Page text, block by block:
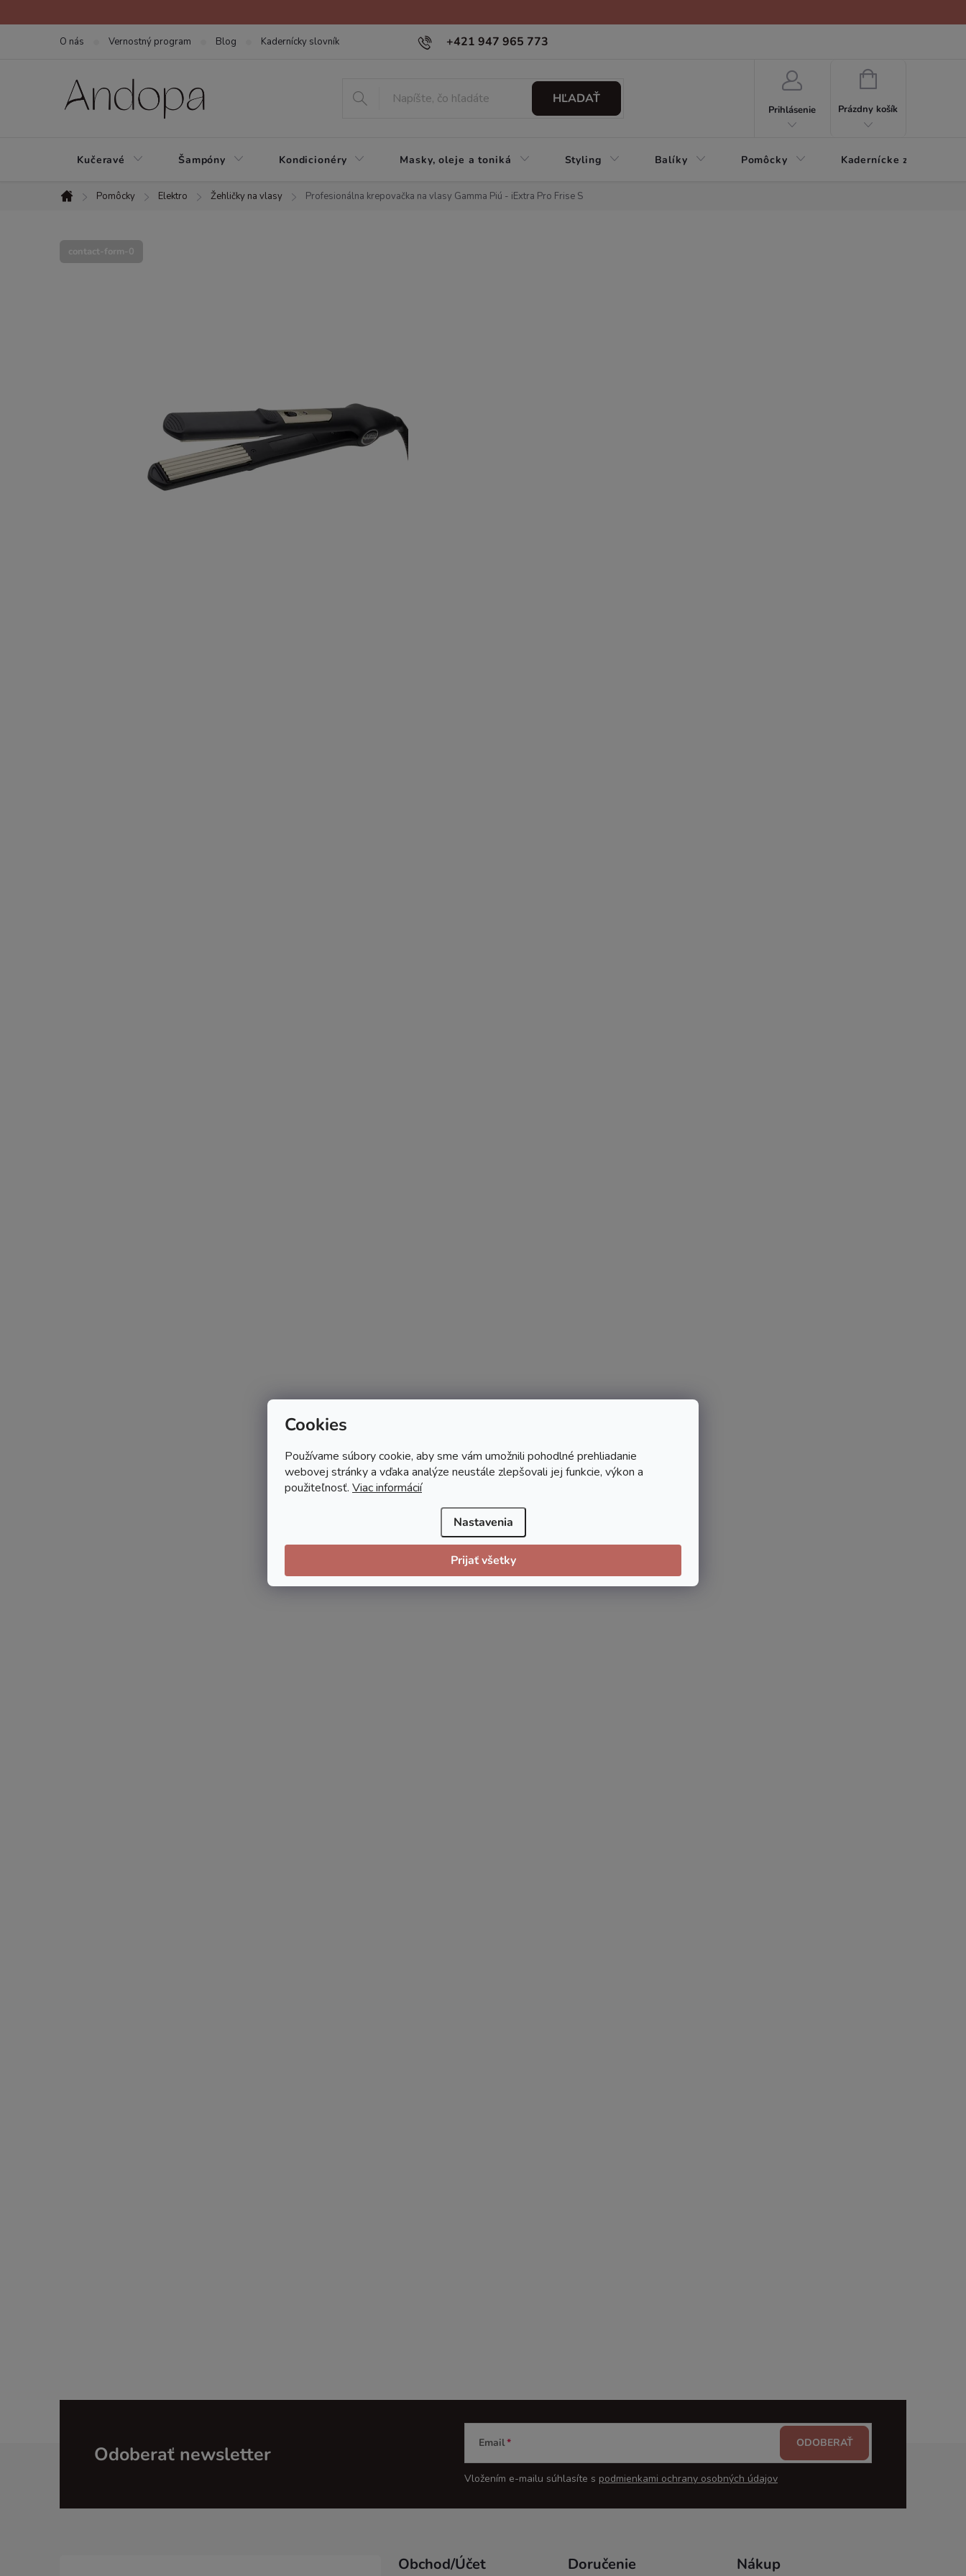
Cookies
Používame súbory cookie, aby sme vám umožnili pohodlné prehliadanie
webovej stránky a vďaka analýze neustále zlepšovali jej funkcie, výkon a
použiteľnosť. Viac informácií
Nastavenia
Prijať všetky
na
+421 947 965 773
O nás Vernostný program Blog Kadernícky slovník
HĽADAŤ
Prihlásenie
NÁKUPNÝ
Prázdny košík
Kučeravé Šampóny Kondicionéry Masky, oleje a toniká Styling Balíky Pomôcky Kadernícke zariadenie
Domov
Pomôcky Elektro Žehličky na vlasy Profesionálna krepovačka na vlasy Gamma Piú - iExtra Pro Frise S
contact-form-0
Odoberať newsletter Email
Vložením e-mailu súhlasíte s podmienkami ochrany osobných údajov
ODOBERAŤ
Obchod/Účet Doručenie Nákup